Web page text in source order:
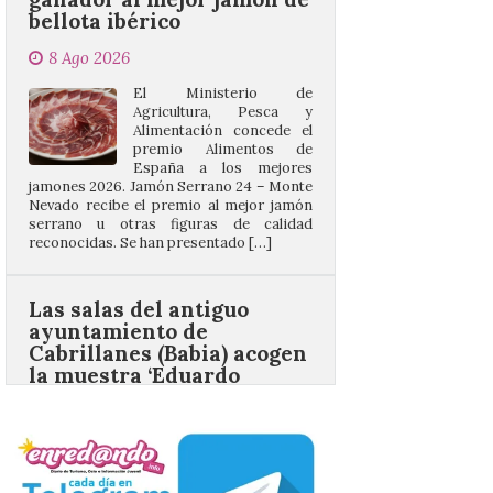
El Ministerio de
Agricultura, Pesca y
España a los mejores
jamones 2026. Jamón Serrano 24 – Monte
Nevado recibe el premio al mejor jamón
serrano u otras figuras de calidad
reconocidas. Se han presentado […]
Las salas del antiguo
ayuntamiento de
la muestra ‘Eduardo
Arroyo en la colección del
ILC’
8 Ago 2026
contemplarse hasta el
próximo 4 de octubre,
plantea tanto los temas